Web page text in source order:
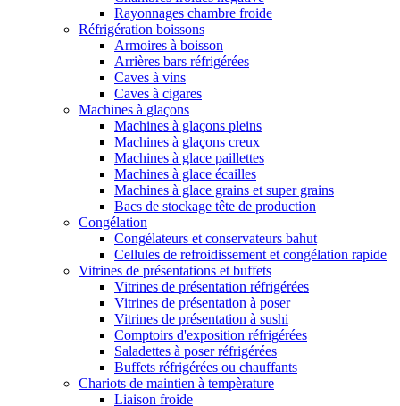
Rayonnages chambre froide
Réfrigération boissons
Armoires à boisson
Arrières bars réfrigérées
Caves à vins
Caves à cigares
Machines à glaçons
Machines à glaçons pleins
Machines à glaçons creux
Machines à glace paillettes
Machines à glace écailles
Machines à glace grains et super grains
Bacs de stockage tête de production
Congélation
Congélateurs et conservateurs bahut
Cellules de refroidissement et congélation rapide
Vitrines de présentations et buffets
Vitrines de présentation réfrigérées
Vitrines de présentation à poser
Vitrines de présentation à sushi
Comptoirs d'exposition réfrigérées
Saladettes à poser réfrigérées
Buffets réfrigérées ou chauffants
Chariots de maintien à tempèrature
Liaison froide